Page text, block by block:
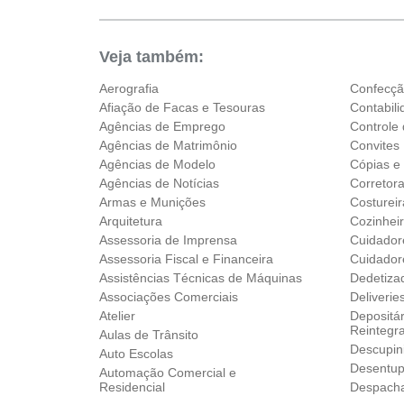
Dom:
Fechado
Veja também:
Aerografia
Afiação de Facas e Tesouras
Agências de Emprego
Agências de Matrimônio
Agências de Modelo
Agências de Notícias
Armas e Munições
Arquitetura
Assessoria de Imprensa
Assessoria Fiscal e Financeira
Assistências Técnicas de Máquinas
Associações Comerciais
Atelier
Aulas de Trânsito
Auto Escolas
Automação Comercial e
Residencial
Controle
Convites
Cópias e